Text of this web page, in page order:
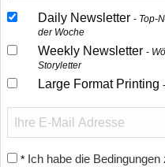
Daily Newsletter
Top-
der Woche
Weekly Newsletter
Storyletter
Large Format Printing
* Ich habe die